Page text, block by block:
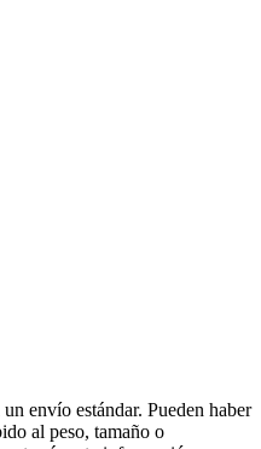
envío estándar. Pueden haber
al peso, tamaño o